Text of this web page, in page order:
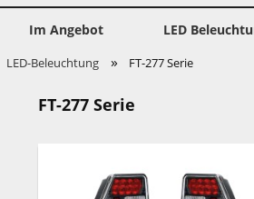
Im Angebot LED
LED-Beleuchtung » FT-277 Serie
FT-277 Serie